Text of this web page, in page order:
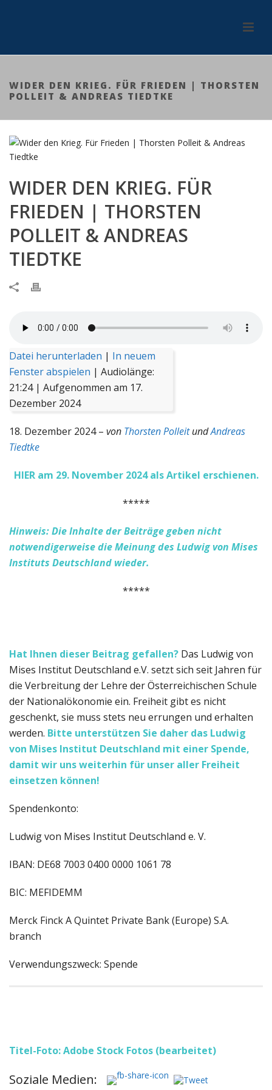
WIDER DEN KRIEG. FÜR FRIEDEN | THORSTEN
POLLEIT & ANDREAS TIEDTKE
WIDER DEN KRIEG. FÜR
FRIEDEN | THORSTEN
POLLEIT & ANDREAS
TIEDTKE
Datei herunterladen | In neuem
Fenster abspielen | Audiolänge:
21:24| Aufgenommen am 17.
Dezember 2024
18. Dezember 2024 – von Thorsten PolleitundAndreas
Tiedtke
HIER am 29. November 2024 als Artikel erschienen.
*****
Hinweis: Die Inhalte der Beiträge geben nicht
notwendigerweise die Meinung des Ludwig von Mises
Instituts Deutschland wieder.
*****
Hat Ihnen dieser Beitrag gefallen? Das Ludwig von
Mises Institut Deutschland e.V. setzt sich seit Jahren für
die Verbreitung der Lehre der Österreichischen Schule
der Nationalökonomie ein. Freiheit gibt es nicht
geschenkt, sie muss stets neu errungen und erhalten
werden. Bitte unterstützen Sie daher das Ludwig
von Mises Institut Deutschland mit einer Spende,
damit wir uns weiterhin für unser aller Freiheit
einsetzen können!
Spendenkonto:
Ludwig von Mises Institut Deutschland e. V.
IBAN: DE68 7003 0400 0000 1061 78
BIC: MEFIDEMM
Merck Finck A Quintet Private Bank (Europe) S.A.
branch
Verwendungszweck: Spende
Titel-Foto: Adobe Stock Fotos (bearbeitet)
Soziale Medien: